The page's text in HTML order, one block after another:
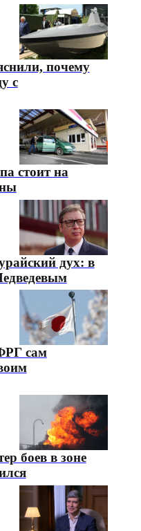
почему
с
стоит на
дух: в
сам
боев в зоне